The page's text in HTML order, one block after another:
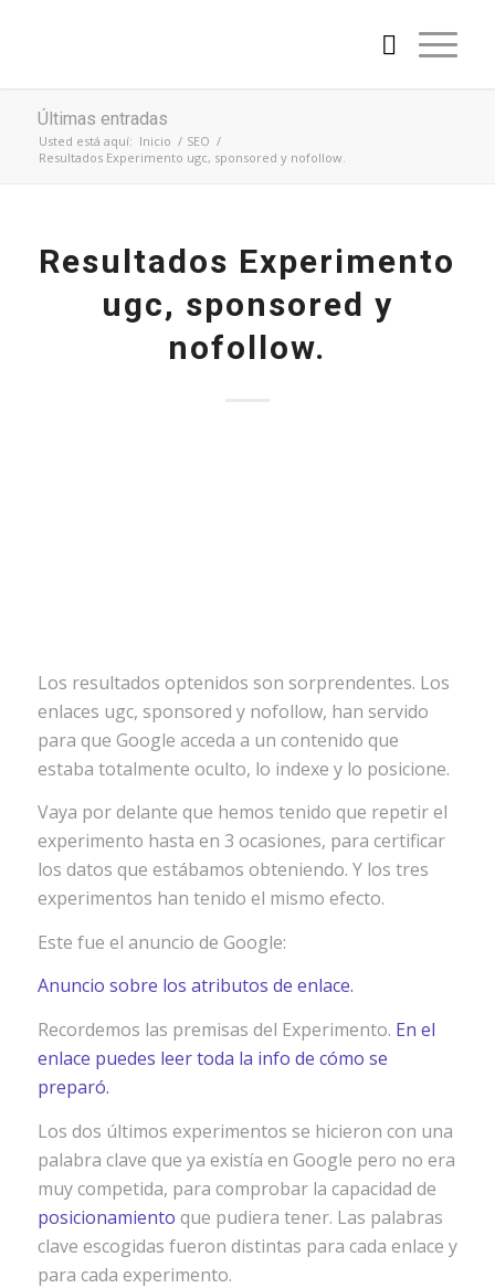
Últimas entradas
Usted está aquí: Inicio / SEO /
Resultados Experimento ugc, sponsored y nofollow.
Resultados Experimento
ugc, sponsored y
nofollow.
Los resultados optenidos son sorprendentes. Los
enlaces ugc, sponsored y nofollow, han servido
para que Google acceda a un contenido que
estaba totalmente oculto, lo indexe y lo posicione.
Vaya por delante que hemos tenido que repetir el
experimento hasta en 3 ocasiones, para certificar
los datos que estábamos obteniendo. Y los tres
experimentos han tenido el mismo efecto.
Este fue el anuncio de Google:
Anuncio sobre los atributos de enlace.
Recordemos las premisas del Experimento. En el
enlace puedes leer toda la info de cómo se
preparó.
Los dos últimos experimentos se hicieron con una
palabra clave que ya existía en Google pero no era
muy competida, para comprobar la capacidad de
posicionamiento que pudiera tener. Las palabras
clave escogidas fueron distintas para cada enlace y
para cada experimento.